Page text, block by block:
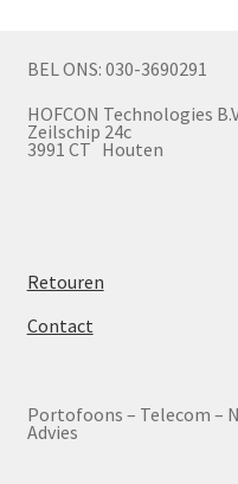
BEL ONS: 030-3690291
HOFCON Technologies
Zeilschip 24c
3991 CT Houten
Retouren
Contact
Portofoons – Telecom –
Advies